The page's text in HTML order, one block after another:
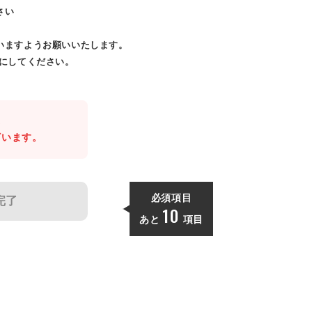
い
すようお願いいたします。
してください。
ます。
了 必須項目
あと 10 項目